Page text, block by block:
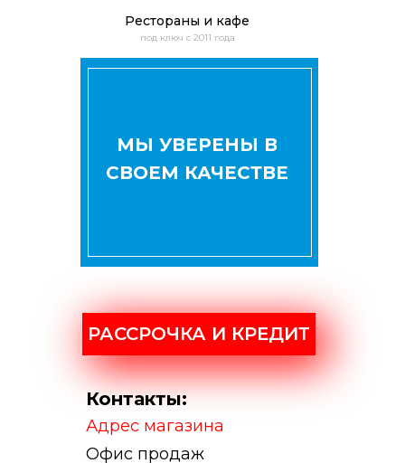
МЫ УВЕРЕНЫ В
СВОЕМ КАЧЕСТВЕ
РАССРОЧКА И КРЕДИТ
Контакты:
Адрес магазина
Офис продаж
Рестораны и кафе
под ключ с 2011 года